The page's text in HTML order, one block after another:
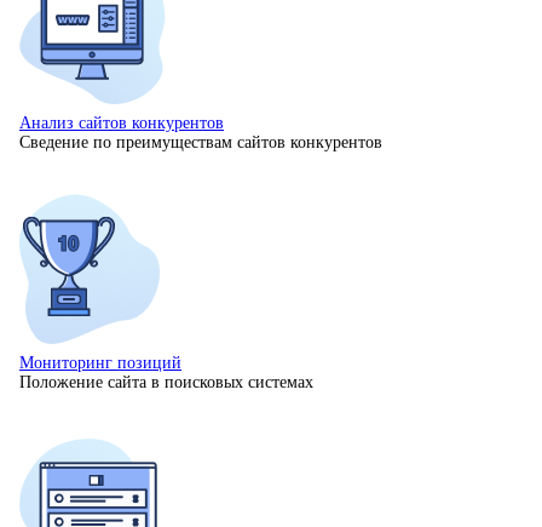
Анализ сайтов конкурентов
Сведение по преимуществам сайтов конкурентов
Мониторинг позиций
Положение сайта в поисковых системах